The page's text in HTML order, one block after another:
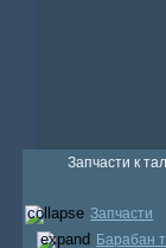
Запчасти к
Запчасти
Барабан